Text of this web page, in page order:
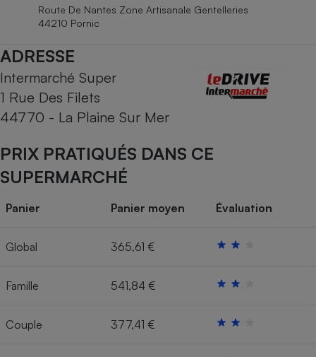
Route De Nantes Zone Artisanale Gentelleries
44210 Pornic
ADRESSE
Intermarché Super
1 Rue Des Filets
44770 - La Plaine Sur Mer
PRIX PRATIQUÉS DANS CE
SUPERMARCHÉ
Panier Panier moyen Évaluation
Global 365,61 €
Famille 541,84 €
Couple 377,41 €
Cafetière à expressos